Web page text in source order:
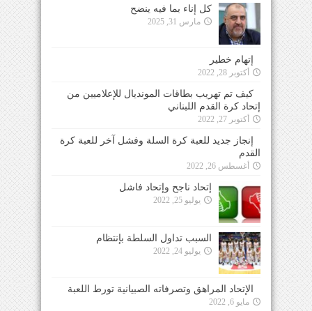
كل إناء بما فيه ينضح
مارس 31, 2025
إتهام خطير
أكتوبر 28, 2022
كيف تم تهريب بطاقات المونديال للإعلاميين من
إتحاد كرة القدم اللبناني
أكتوبر 27, 2022
إنجاز جديد للعبة كرة السلة وفشل آخر للعبة كرة
القدم
أغسطس 26, 2022
إتحاد ناجح وإتحاد فاشل
يوليو 25, 2022
السبب تداول السلطة بإنتظام
يوليو 24, 2022
الإتحاد المراهق وتصرفاته الصبيانية تورط اللعبة
مايو 6, 2022